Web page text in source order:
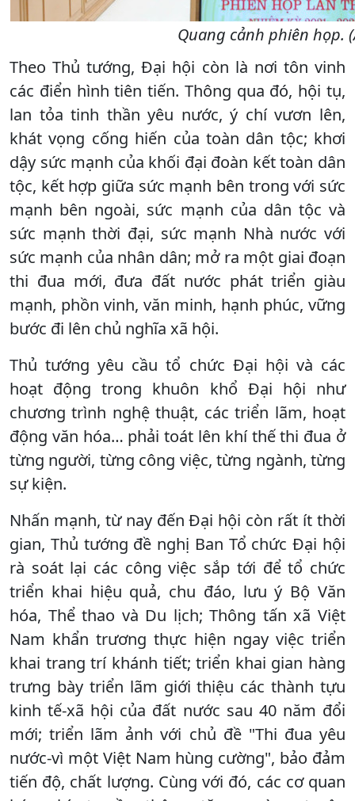
Quang cảnh phiên họp.
Theo Thủ tướng, Đại hội còn là nơi tôn vinh
các điển hình tiên tiến. Thông qua đó, hội tụ,
lan tỏa tinh thần yêu nước, ý chí vươn lên,
khát vọng cống hiến của toàn dân tộc; khơi
dậy sức mạnh của khối đại đoàn kết toàn dân
tộc, kết hợp giữa sức mạnh bên trong với sức
mạnh bên ngoài, sức mạnh của dân tộc và
sức mạnh thời đại, sức mạnh Nhà nước với
sức mạnh của nhân dân; mở ra một giai đoạn
thi đua mới, đưa đất nước phát triển giàu
mạnh, phồn vinh, văn minh, hạnh phúc, vững
bước đi lên chủ nghĩa xã hội.
Thủ tướng yêu cầu tổ chức Đại hội và các
hoạt động trong khuôn khổ Đại hội như
chương trình nghệ thuật, các triển lãm, hoạt
động văn hóa… phải toát lên khí thế thi đua ở
từng người, từng công việc, từng ngành, từng
sự kiện.
Nhấn mạnh, từ nay đến Đại hội còn rất ít thời
gian, Thủ tướng đề nghị Ban Tổ chức Đại hội
rà soát lại các công việc sắp tới để tổ chức
triển khai hiệu quả, chu đáo, lưu ý Bộ Văn
hóa, Thể thao và Du lịch; Thông tấn xã Việt
Nam khẩn trương thực hiện ngay việc triển
khai trang trí khánh tiết; triển khai gian hàng
trưng bày triển lãm giới thiệu các thành tựu
kinh tế-xã hội của đất nước sau 40 năm đổi
mới; triển lãm ảnh với chủ đề "Thi đua yêu
nước-vì một Việt Nam hùng cường", bảo đảm
tiến độ, chất lượng. Cùng với đó, các cơ quan